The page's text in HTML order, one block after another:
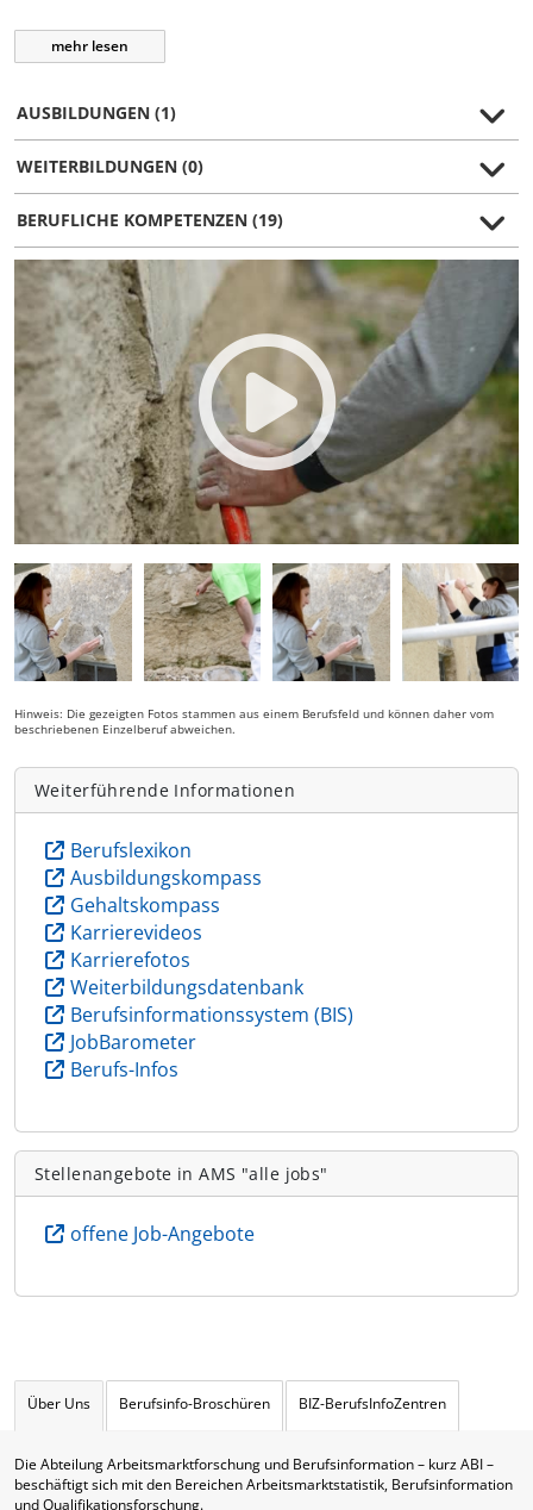
mehr lesen
AUSBILDUNGEN (1)
WEITERBILDUNGEN (0)
BERUFLICHE KOMPETENZEN (19)
Hinweis: Die gezeigten Fotos stammen aus einem Berufsfeld und können daher vom
beschriebenen Einzelberuf abweichen.
Weiterführende Informationen
Berufslexikon
Ausbildungskompass
Gehaltskompass
Karrierevideos
Karrierefotos
Weiterbildungsdatenbank
Berufsinformationssystem (BIS)
JobBarometer
Berufs-Infos
Stellenangebote in AMS "alle jobs"
offene Job-Angebote
Über Uns Berufsinfo-Broschüren BIZ-BerufsInfoZentren
Die Abteilung Arbeitsmarktforschung und Berufsinformation – kurz ABI –
beschäftigt sich mit den Bereichen Arbeitsmarktstatistik, Berufsinformation
und Qualifikationsforschung.